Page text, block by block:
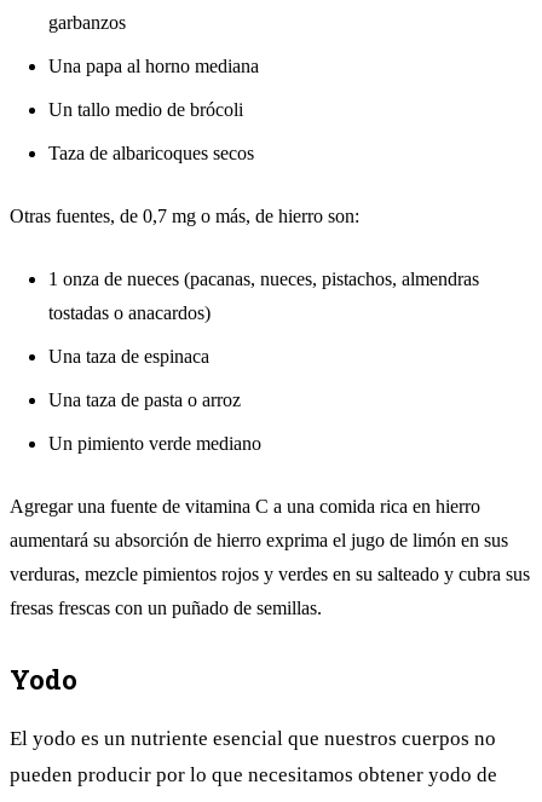
garbanzos
Una papa al horno mediana
Un tallo medio de brócoli
Taza de albaricoques secos
Otras fuentes, de 0,7 mg o más, de hierro son:
1 onza de nueces (pacanas, nueces, pistachos, almendras
tostadas o anacardos)
Una taza de espinaca
Una taza de pasta o arroz
Un pimiento verde mediano
Agregar una fuente de vitamina C a una comida rica en hierro
aumentará su absorción de hierro exprima el jugo de limón en sus
verduras, mezcle pimientos rojos y verdes en su salteado y cubra sus
fresas frescas con un puñado de semillas.
Yodo
El yodo es un nutriente esencial que nuestros cuerpos no
pueden producir por lo que necesitamos obtener yodo de